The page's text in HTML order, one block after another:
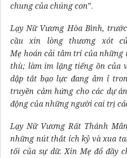
chung của chúng con”.
Lạy Nữ Vương Hòa Bình,
cầu xin lòng thương xót
Mẹ hoán cải tâm trí của những
thù; làm im lặng tiếng ồn của
dập tắt bạo lực đang âm ỉ
truyền cảm hứng cho các dự
động của những người cai trị
Lạy Nữ Vương Rất Thánh
những nút thắt ích kỷ và xua
tối của sự dữ. Xin Mẹ đổ đầy